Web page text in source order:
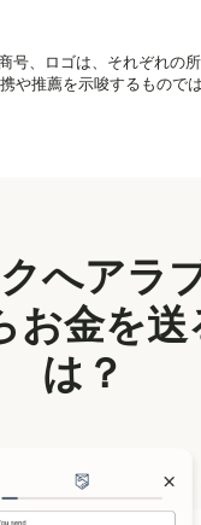
号、ロゴは、それぞれの
や推薦を示唆するもので
へアラ
お金を送
は？